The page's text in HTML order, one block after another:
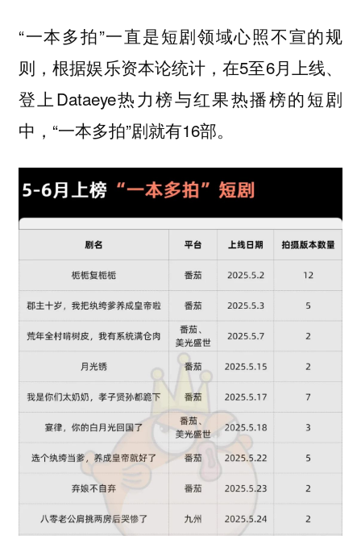
“一本多拍”一直是短剧领域心照不宣的规
则，根据娱乐资本论统计，在5至6月上线、
登上Dataeye热力榜与红果热播榜的短剧
中，“一本多拍”剧就有16部。